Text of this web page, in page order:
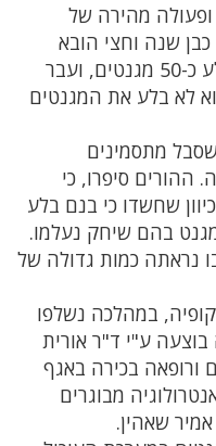
מהירה של
כבן שנה וחצי הובא
למרכז הרפואי לגליל, לאחר שבלע כ-50 מגנטים, ועבר
לא בלע את המגנטים
מתסמינים
ההורים סיפרו, כי
שחשדו כי בנם בלע
בהם שיחק נעלמו.
נראתה כמות גדולה של
במהלכה נשלפו
ע"י ד"ר אורית
ורופאה בכירה באגף
מבוגרים
שאהין.